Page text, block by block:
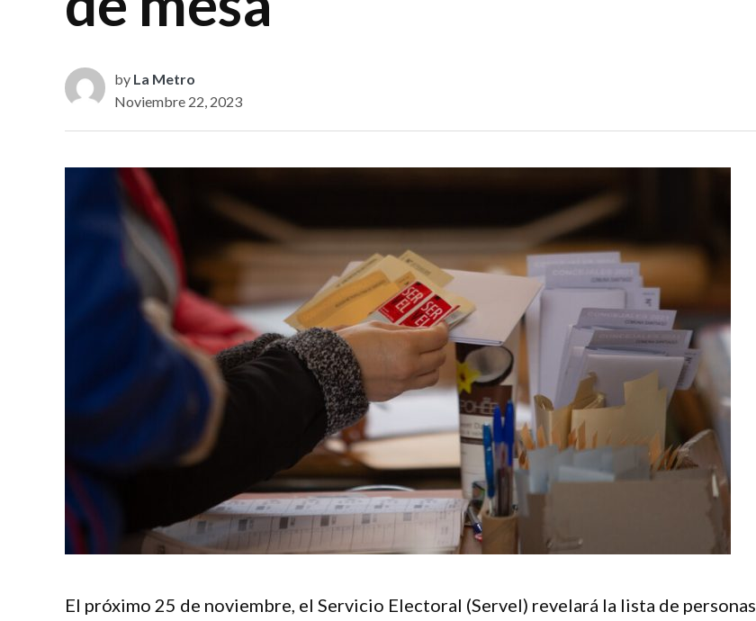
by La Metro
Noviembre 22, 2023
El próximo 25 de noviembre, el Servicio Electoral (Servel) revelará la lista de personas